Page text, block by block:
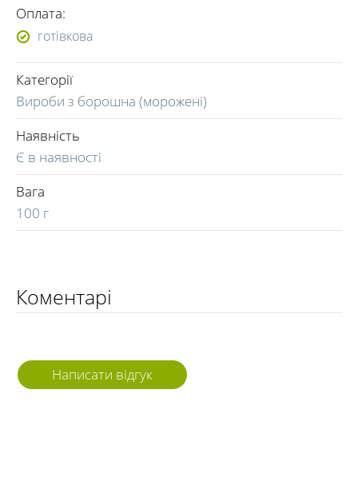
Оплата:
готівкова
Категорії
Вироби з борошна (морожені)
Наявність
Є в наявності
Вага
100 г
Коментарі
Написати відгук